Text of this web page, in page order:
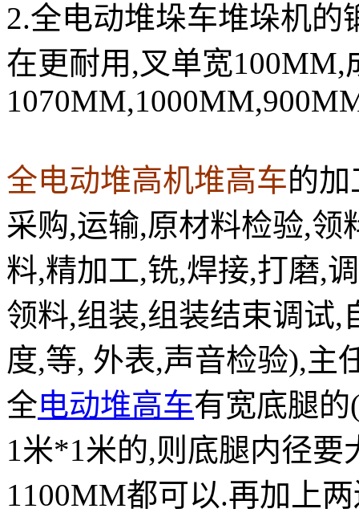
2.全电动堆垛车堆垛机的
在更耐用,叉单宽100MM,
全电动堆高机堆高车的
采购,运输,原材料检验,领
料,精加工,铣,焊接,打磨,
领料,组装,组装结束调试,
度,等, 外表,声音检验),主
全电动堆高车有宽底腿
1米*1米的,则底腿内径要
1100MM都可以.再加上